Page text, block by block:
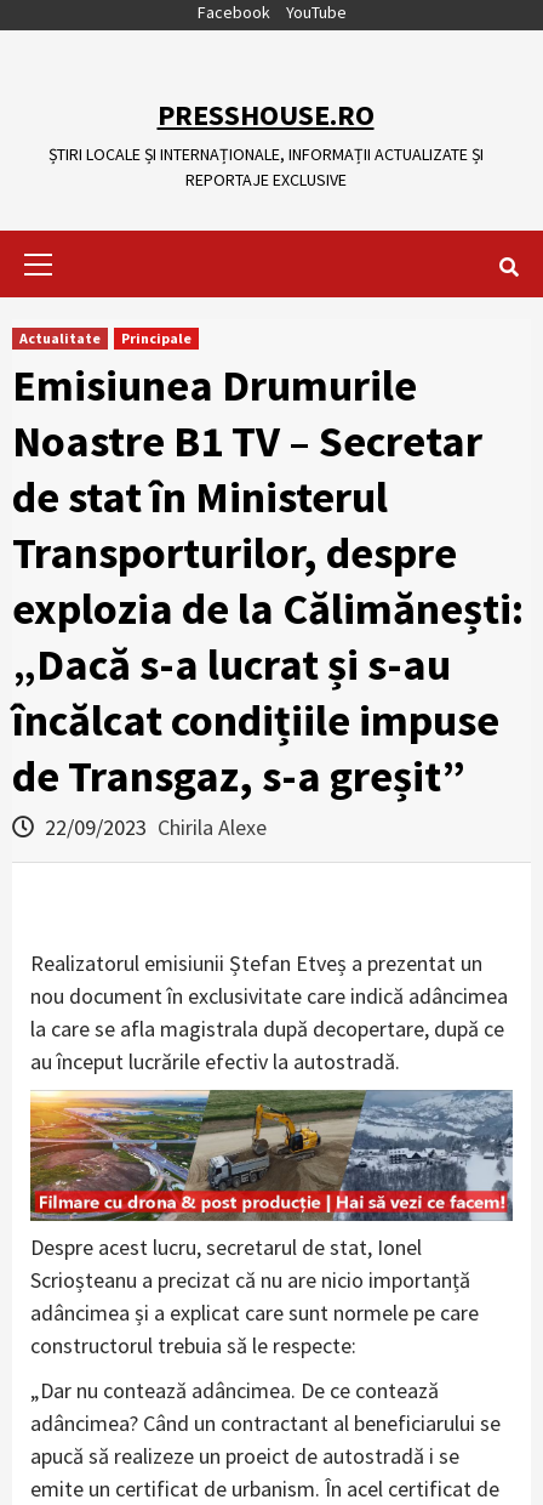
Facebook YouTube
PRESSHOUSE.RO
ȘTIRI LOCALE ȘI INTERNAȚIONALE, INFORMAȚII ACTUALIZATE ȘI
REPORTAJE EXCLUSIVE
Actualitate Principale
Emisiunea Drumurile
Noastre B1 TV – Secretar
de stat în Ministerul
Transporturilor, despre
explozia de la Călimănești:
„Dacă s-a lucrat și s-au
încălcat condițiile impuse
de Transgaz, s-a greșit”
22/09/2023 Chirila Alexe
Realizatorul emisiunii Ștefan Etveș a prezentat un
nou document în exclusivitate care indică adâncimea
la care se afla magistrala după decopertare, după ce
au început lucrările efectiv la autostradă.
Despre acest lucru, secretarul de stat, Ionel
Scrioșteanu a precizat că nu are nicio importanță
adâncimea și a explicat care sunt normele pe care
constructorul trebuia să le respecte:
„Dar nu contează adâncimea. De ce contează
adâncimea? Când un contractant al beneficiarului se
apucă să realizeze un proeict de autostradă i se
emite un certificat de urbanism. În acel certificat de